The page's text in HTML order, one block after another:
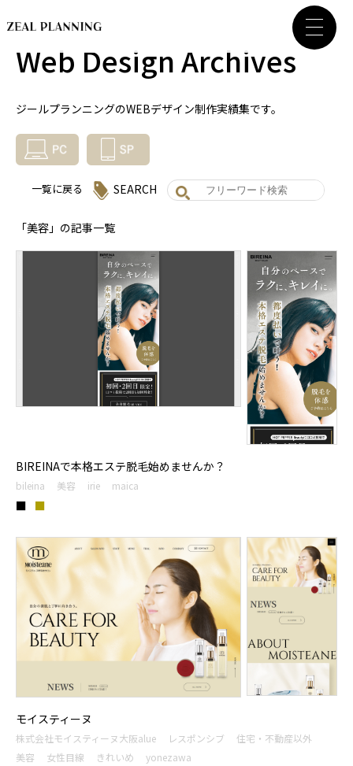
Web Design Archives
ジールプランニングのWEBデザイン制作実績集です。
一覧に戻る SEARCH
「美容」の記事一覧
BIREINAで本格エステ脱毛始めませんか？
bileina 美容 irie maica
■ ■
モイスティーヌ
株式会社モイスティーヌ大阪alue レスポンシブ
住宅・不動産以外
美容
女性目線 きれいめ yonezawa